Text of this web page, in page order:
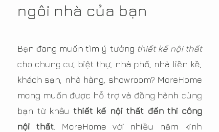
ngôi nhà của bạn
Bạn đang muốn tìm ý tưởng thiết kế nội thất
cho chung cư, biệt thự, nhà phố, nhà liền kề,
khách sạn, nhà hàng, showroom? MoreHome
mong muốn được hỗ trợ và đồng hành cùng
bạn từ khâu thiết kế nội thất đến thi công
nội thất. MoreHome với nhiều năm kinh